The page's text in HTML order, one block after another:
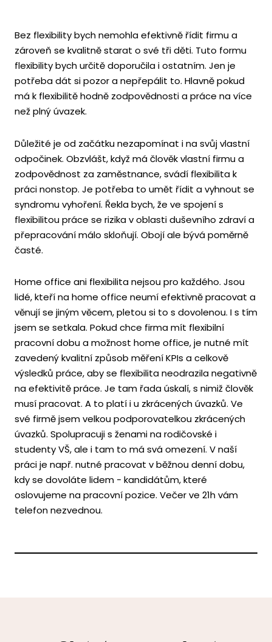
Bez flexibility bych nemohla efektivně řídit firmu a
zároveň se kvalitně starat o své tři děti. Tuto formu
flexibility bych určitě doporučila i ostatním. Jen je
potřeba dát si pozor a nepřepálit to. Hlavně pokud
má k flexibilitě hodně zodpovědnosti a práce na více
než plný úvazek.
Důležité je od začátku nezapomínat i na svůj vlastní
odpočinek. Obzvlášt, když má člověk vlastní firmu a
zodpovědnost za zaměstnance, svádí flexibilita k
práci nonstop. Je potřeba to umět řídit a vyhnout se
syndromu vyhoření. Řekla bych, že ve spojení s
flexibilitou práce se rizika v oblasti duševního zdraví a
přepracování málo skloňují. Obojí ale bývá poměrně
časté.
Home office ani flexibilita nejsou pro každého. Jsou
lidé, kteří na home office neumí efektivně pracovat a
věnují se jiným věcem, pletou si to s dovolenou. I s tím
jsem se setkala. Pokud chce firma mít flexibilní
pracovní dobu a možnost home office, je nutné mít
zavedený kvalitní způsob měření KPIs a celkově
výsledků práce, aby se flexibilita neodrazila negativně
na efektivitě práce. Je tam řada úskalí, s nimiž člověk
musí pracovat. A to platí i u zkrácených úvazků. Ve
své firmě jsem velkou podporovatelkou zkrácených
úvazků. Spolupracuji s ženami na rodičovské i
studenty VŠ, ale i tam to má svá omezení. V naší
práci je např. nutné pracovat v běžnou denní dobu,
kdy se dovoláte lidem - kandidátům, které
oslovujeme na pracovní pozice. Večer ve 21h vám
telefon nezvednou.